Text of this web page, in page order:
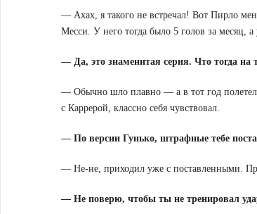
— Ахах, я такого не встречал! Вот Пирло
Месси. У него тогда было 5 голов за месяц, а
— Да, это знаменитая серия. Что тогда на
— Обычно шло плавно — а в тот год
с Каррерой, классно себя чувствовал.
— По версии Гунько, штрафные тебе
— Не-не, приходил уже с поставленными.
— Не поверю, чтобы ты не тренировал